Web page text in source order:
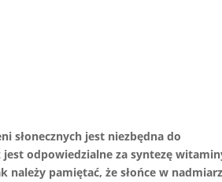
słonecznych jest niezbędna do
jest odpowiedzialne za syntezę
należy pamiętać, że słońce w